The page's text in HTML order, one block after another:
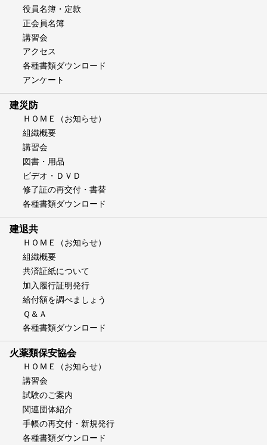
役員名簿・定款
正会員名簿
講習会
アクセス
各種書類ダウンロード
アンケート
建災防
ＨＯＭＥ（お知らせ）
組織概要
講習会
図書・用品
ビデオ・ＤＶＤ
修了証の再交付・書替
各種書類ダウンロード
建退共
ＨＯＭＥ（お知らせ）
組織概要
共済証紙について
加入履行証明発行
給付額を調べましょう
Ｑ＆Ａ
各種書類ダウンロード
火薬類保安協会
ＨＯＭＥ（お知らせ）
講習会
試験のご案内
関連団体紹介
手帳の再交付・新規発行
各種書類ダウンロード